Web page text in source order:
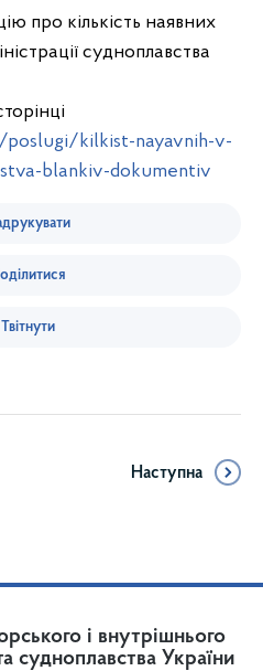
про кількість наявних
судноплавства
kilkist-nayavnih-v-
blankiv-dokumentiv
Твітнути
Наступна
і внутрішнього
судноплавства України